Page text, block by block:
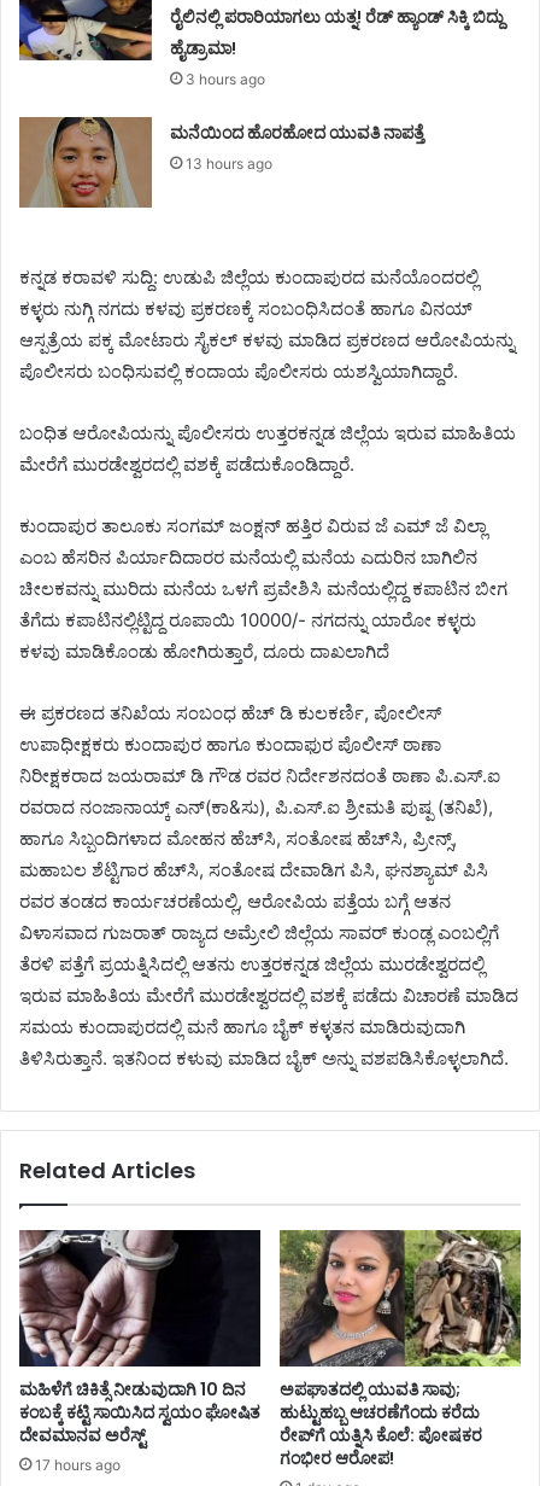
ರೈಲಿನಲ್ಲಿ ಪರಾರಿಯಾಗಲು ಯತ್ನ! ರೆಡ್ ಹ್ಯಾಂಡ್ ಸಿಕ್ಕಿ ಬಿದ್ದು
ಹೈಡ್ರಾಮಾ!
3 hours ago
ಮನೆಯಿಂದ ಹೊರಹೋದ ಯುವತಿ ನಾಪತ್ತೆ
13 hours ago
ಕನ್ನಡ ಕರಾವಳಿ ಸುದ್ದಿ: ಉಡುಪಿ ಜಿಲ್ಲೆಯ ಕುಂದಾಪುರದ ಮನೆಯೊಂದರಲ್ಲಿ
ಕಳ್ಳರು‌ ನುಗ್ಗಿ ನಗದು ಕಳವು ಪ್ರಕರಣಕ್ಕೆ ಸಂಬಂಧಿಸಿದಂತೆ ಹಾಗೂ ವಿನಯ್
ಆಸ್ಪತ್ರೆಯ ಪಕ್ಕ ಮೋಟಾರು ಸೈಕಲ್‌ ಕಳವು ಮಾಡಿದ ಪ್ರಕರಣದ ಆರೋಪಿಯನ್ನು
ಪೊಲೀಸರು ಬಂಧಿಸುವಲ್ಲಿ ಕಂದಾಯ ಪೊಲೀಸರು ಯಶಸ್ವಿಯಾಗಿದ್ದಾರೆ.
ಬಂಧಿತ ಆರೋಪಿಯನ್ನು ಪೊಲೀಸರು ಉತ್ತರಕನ್ನಡ ಜಿಲ್ಲೆಯ ಇರುವ ಮಾಹಿತಿಯ
ಮೇರೆಗೆ ಮುರಡೇಶ್ವರದಲ್ಲಿ ವಶಕ್ಕೆ ಪಡೆದುಕೊಂಡಿದ್ದಾರೆ.
ಕುಂದಾಪುರ ತಾಲೂಕು ಸಂಗಮ್‌ ಜಂಕ್ಷನ್‌ ಹತ್ತಿರ ವಿರುವ ಜೆ ಎಮ್‌ ಜೆ ವಿಲ್ಲಾ
ಎಂಬ ಹೆಸರಿನ ಪಿರ್ಯಾದಿದಾರರ ಮನೆಯಲ್ಲಿ ಮನೆಯ ಎದುರಿನ ಬಾಗಿಲಿನ
ಚೀಲಕವನ್ನು ಮುರಿದು ಮನೆಯ ಒಳಗೆ ಪ್ರವೇಶಿಸಿ ಮನೆಯಲ್ಲಿದ್ದ ಕಪಾಟಿನ ಬೀಗ
ತೆಗೆದು ಕಪಾಟಿನಲ್ಲಿಟ್ಟಿದ್ದ ರೂಪಾಯಿ 10000/- ನಗದನ್ನು ಯಾರೋ ಕಳ್ಳರು
ಕಳವು ಮಾಡಿಕೊಂಡು ಹೋಗಿರುತ್ತಾರೆ, ದೂರು ದಾಖಲಾಗಿದೆ
ಈ ಪ್ರಕರಣದ ತನಿಖೆಯ ಸಂಬಂಧ ಹೆಚ್‌ ಡಿ ಕುಲಕರ್ಣಿ, ಪೋಲೀಸ್
ಉಪಾಧೀಕ್ಷಕರು ಕುಂದಾಪುರ ಹಾಗೂ ಕುಂದಾಫುರ ಪೊಲೀಸ್‌ ಠಾಣಾ
ನಿರೀಕ್ಷಕರಾದ ಜಯರಾಮ್‌ ಡಿ ಗೌಡ ರವರ ನಿರ್ದೇಶನದಂತೆ ಠಾಣಾ ಪಿ.ಎಸ್‌.ಐ
ರವರಾದ ನಂಜಾನಾಯ್ಕ್‌ ಎನ್‌(ಕಾ&ಸು), ಪಿ.ಎಸ್‌.ಐ ಶ್ರೀಮತಿ ಪುಷ್ಪ (ತನಿಖೆ),
ಹಾಗೂ ಸಿಬ್ಬಂದಿಗಳಾದ ಮೋಹನ ಹೆಚ್‌ಸಿ, ಸಂತೋಷ ಹೆಚ್‌ಸಿ, ಪ್ರೀನ್ಸ್‌,
ಮಹಾಬಲ ಶೆಟ್ಟಿಗಾರ ಹೆಚ್‌ಸಿ, ಸಂತೋಷ ದೇವಾಡಿಗ ಪಿಸಿ, ಘನಶ್ಯಾಮ್‌ ಪಿಸಿ
ರವರ ತಂಡದ ಕಾರ್ಯಚರಣೆಯಲ್ಲಿ, ಆರೋಪಿಯ ಪತ್ತೆಯ ಬಗ್ಗೆ ಆತನ
ವಿಳಾಸವಾದ ಗುಜರಾತ್‌ ರಾಜ್ಯದ ಅಮ್ರೇಲಿ ಜಿಲ್ಲೆಯ ಸಾವರ್‌ ಕುಂಡ್ಲ ಎಂಬಲ್ಲಿಗೆ
ತೆರಳಿ ಪತ್ತೆಗೆ ಪ್ರಯತ್ನಿಸಿದಲ್ಲಿ ಆತನು ಉತ್ತರಕನ್ನಡ ಜಿಲ್ಲೆಯ ಮುರಡೇಶ್ವರದಲ್ಲಿ
ಇರುವ ಮಾಹಿತಿಯ ಮೇರೆಗೆ ಮುರಡೇಶ್ವರದಲ್ಲಿ ವಶಕ್ಕೆ ಪಡೆದು ವಿಚಾರಣೆ ಮಾಡಿದ
ಸಮಯ ಕುಂದಾಪುರದಲ್ಲಿ ಮನೆ ಹಾಗೂ ಬೈಕ್‌ ಕಳ್ಳತನ ಮಾಡಿರುವುದಾಗಿ
ತಿಳಿಸಿರುತ್ತಾನೆ. ಇತನಿಂದ ಕಳುವು ಮಾಡಿದ ಬೈಕ್ ಅನ್ನು ವಶಪಡಿಸಿಕೊಳ್ಳಲಾಗಿದೆ.
Related Articles
ಮಹಿಳೆಗೆ ಚಿಕಿತ್ಸೆ ನೀಡುವುದಾಗಿ 10 ದಿನ
ಕಂಬಕ್ಕೆ ಕಟ್ಟಿ ಸಾಯಿಸಿದ ಸ್ವಯಂ ಘೋಷಿತ
ದೇವಮಾನವ ಅರೆಸ್ಟ್
17 hours ago
ಅಪಘಾತದಲ್ಲಿ ಯುವತಿ ಸಾವು;
ಹುಟ್ಟುಹಬ್ಬ ಆಚರಣೆಗೆಂದು ಕರೆದು
ರೇಪ್‌ಗೆ ಯತ್ನಿಸಿ ಕೊಲೆ: ಪೋಷಕರ
ಗಂಭೀರ ಆರೋಪ!